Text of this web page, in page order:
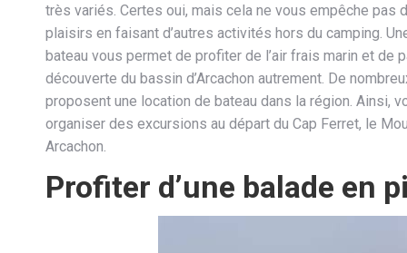
très variés. Certes oui, mais cela ne vous empêche pas
plaisirs en faisant d’autres activités hors du camping.
bateau vous permet de profiter de l’air frais marin et de
découverte du bassin d’Arcachon autrement. De
proposent une location de bateau dans la région. Ainsi,
organiser des excursions au départ du Cap Ferret, le
Arcachon.
Profiter d’une balade en